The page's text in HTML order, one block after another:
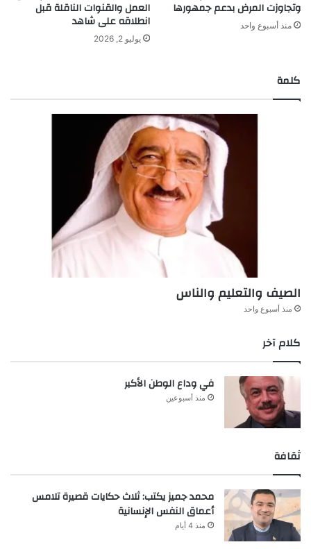
وتجاوزت المرض بدعم جمهورها
منذ أسبوع واحد
العمل والقنوات الناقلة قبل
انطلاقه على شاهد
يوليو 2, 2026
كلمة
الصيف والتعليم والناس
منذ أسبوع واحد
كلام آخر
في وداع الوطن الأكبر
منذ أسبوعين
ثقافة
محمد جميز يكتب: ثلاث حكايات قصيرة تلامس
أعماق النفس الإنسانية
منذ 4 أيام